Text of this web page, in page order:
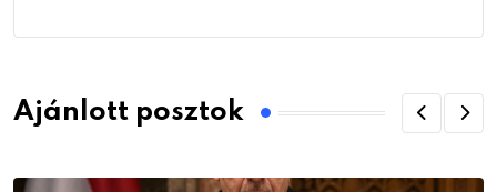
Ajánlott posztok